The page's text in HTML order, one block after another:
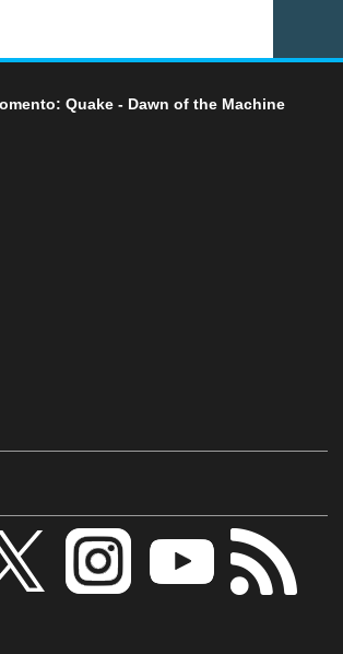
Quake - Dawn of the Machine